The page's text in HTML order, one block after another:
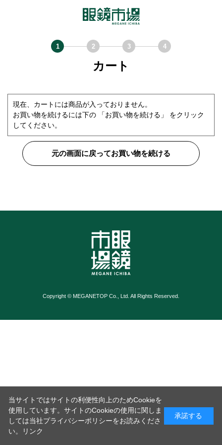
カート
現在、カートには商品が入っておりません。
お買い物を続けるには下の 「お買い物を続ける」 をクリック
してください。
元の画面に戻ってお買い物を続ける
Copyright © MEGANETOP Co., Ltd. All Rights Reserved.
当サイトではサイトの利便性向上のためCookieを
使用しています。サイトのCookieの使用に関しま
しては当社プライバシーポリシーをお読みくださ
い。
リンク
承諾する